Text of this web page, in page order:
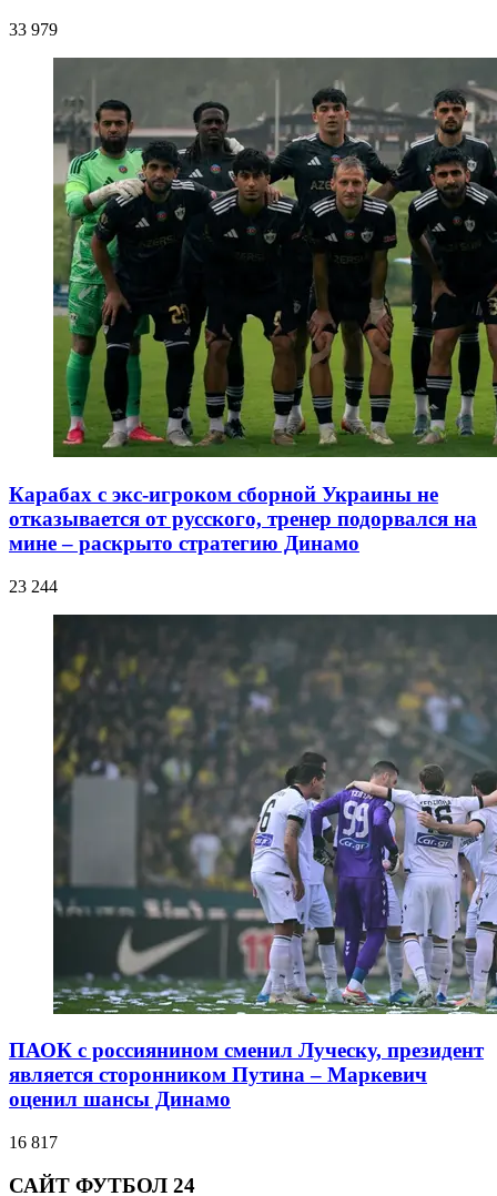
33 979
Карабах с экс-игроком сборной Украины не
отказывается от русского, тренер подорвался на
мине – раскрыто стратегию Динамо
23 244
ПАОК с россиянином сменил Луческу, президент
является сторонником Путина – Маркевич
оценил шансы Динамо
16 817
САЙТ ФУТБОЛ 24